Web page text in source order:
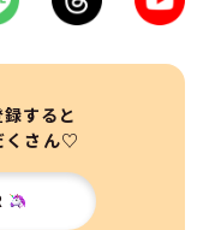
すると
くさん♡